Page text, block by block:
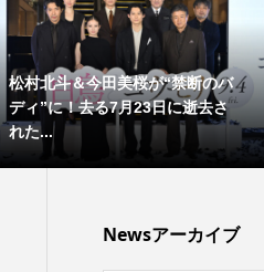
松村北斗＆今田美桜が“禁断のバ
ディ”に！去る7月23日に逝去さ
れた...
Newsアーカイブ